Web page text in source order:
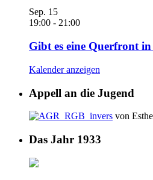
Sep. 15
19:00 - 21:00
Gibt es eine Querfront
Kalender anzeigen
Appell an die Jugend
von
Das Jahr 1933